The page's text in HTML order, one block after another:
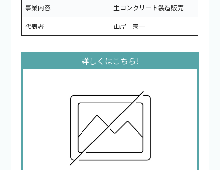
事業内容
生コンクリート製造販売
代表者
山岸 憲一